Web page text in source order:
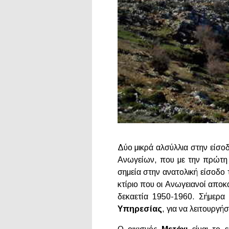
Δύο μικρά αλσύλλια στην
Ανωγείων, που με την πρώτη
σημεία στην ανατολική
κτίριο που οι Ανωγειανοί
δεκαετία 1950-1960.
Υπηρεσίας, για να